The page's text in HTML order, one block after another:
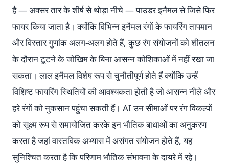
है — अक्सर तार के शीर्ष से थोड़ा नीचे — पाउडर इनैमल से जिसे फिर
फायर किया जाता है। क्योंकि विभिन्न इनैमल रंगों के फायरिंग तापमान
और विस्तार गुणांक अलग-अलग होते हैं, कुछ रंग संयोजनों को शीतलन
के दौरान टूटने के जोखिम के बिना आसन्न कोशिकाओं में नहीं रखा जा
सकता। लाल इनैमल विशेष रूप से चुनौतीपूर्ण होते हैं क्योंकि उन्हें
विशिष्ट फायरिंग स्थितियों की आवश्यकता होती है जो आसन्न नीले और
हरे रंगों को नुकसान पहुंचा सकती हैं। AI उन सीमाओं पर रंग विकल्पों
को सूक्ष्म रूप से समायोजित करके इन भौतिक बाधाओं का अनुकरण
करता है जहां वास्तविक अभ्यास में असंगत संयोजन होते हैं, यह
सुनिश्चित करता है कि परिणाम भौतिक संभावना के दायरे में रहे।